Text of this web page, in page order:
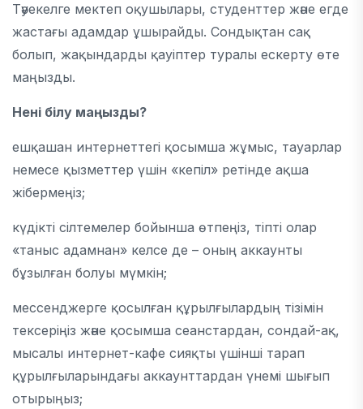
Тәуекелге мектеп оқушылары, студенттер және егде
жастағы адамдар ұшырайды. Сондықтан сақ
болып, жақындарды қауіптер туралы ескерту өте
маңызды.
Нені білу маңызды?
ешқашан интернеттегі қосымша жұмыс, тауарлар
немесе қызметтер үшін «кепіл» ретінде ақша
жібермеңіз;
күдікті сілтемелер бойынша өтпеңіз, тіпті олар
«таныс адамнан» келсе де – оның аккаунты
бұзылған болуы мүмкін;
мессенджерге қосылған құрылғылардың тізімін
тексеріңіз және қосымша сеанстардан, сондай-ақ,
мысалы интернет-кафе сияқты үшінші тарап
құрылғыларындағы аккаунттардан үнемі шығып
отырыңыз;